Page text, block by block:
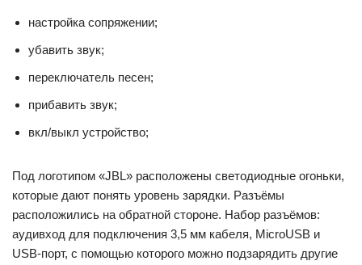
настройка сопряжении;
убавить звук;
переключатель песен;
прибавить звук;
вкл/выкл устройство;
Под логотипом «JBL» расположены светодиодные огоньки,
которые дают понять уровень зарядки. Разъёмы
расположились на обратной стороне. Набор разъёмов:
аудивход для подключения 3,5 мм кабеля, MicroUSB и
USB-порт, с помощью которого можно подзарядить другие